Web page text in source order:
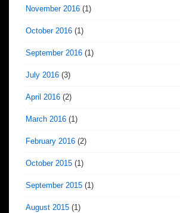
November 2016 (1)
October 2016 (1)
September 2016 (1)
July 2016 (3)
April 2016 (2)
March 2016 (1)
February 2016 (2)
October 2015 (1)
September 2015 (1)
August 2015 (1)